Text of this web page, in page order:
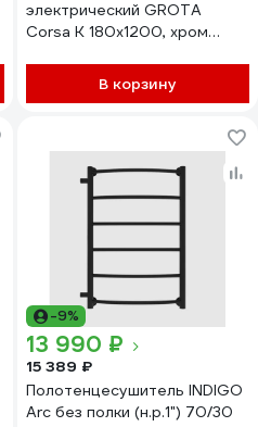
электрический GROTA
Corsa K 180x1200, хром
В корзину
-9%
13 990 ₽
15 389 ₽
Полотенцесушитель INDIGO
Arc без полки (н.р.1") 70/30